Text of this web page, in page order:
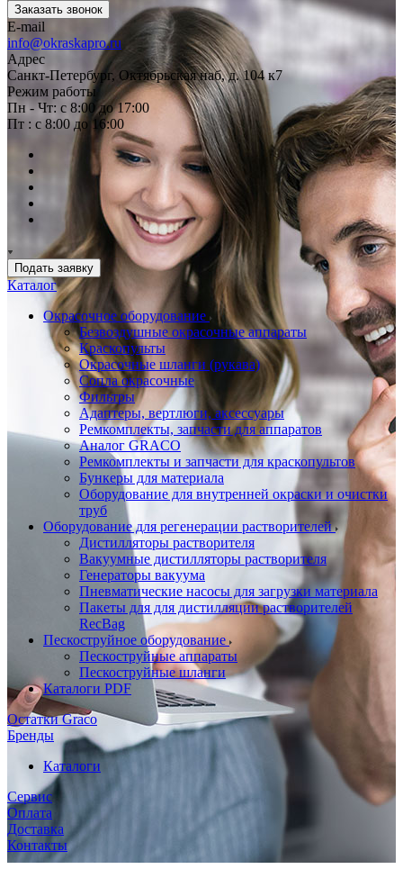
Заказать звонок
E-mail
info@okraskapro.ru
Адрес
Санкт-Петербург, Октябрьская наб, д. 104 к7
Режим работы
Пн - Чт: с 8:00 до 17:00
Пт : с 8:00 до 16:00
Подать заявку
Каталог
Окрасочное оборудование
Безвоздушные окрасочные аппараты
Краскопульты
Окрасочные шланги (рукава)
Сопла окрасочные
Фильтры
Адаптеры, вертлюги, аксессуары
Ремкомплекты, запчасти для аппаратов
Аналог GRACO
Ремкомплекты и запчасти для краскопультов
Бункеры для материала
Оборудование для внутренней окраски и очистки
труб
Оборудование для регенерации растворителей
Дистилляторы растворителя
Вакуумные дистилляторы растворителя
Генераторы вакуума
Пневматические насосы для загрузки материала
Пакеты для для дистилляции растворителей
RecBag
Пескоструйное оборудование
Пескоструйные аппараты
Пескоструйные шланги
Каталоги PDF
Остатки Graco
Бренды
Каталоги
Сервис
Оплата
Доставка
Контакты